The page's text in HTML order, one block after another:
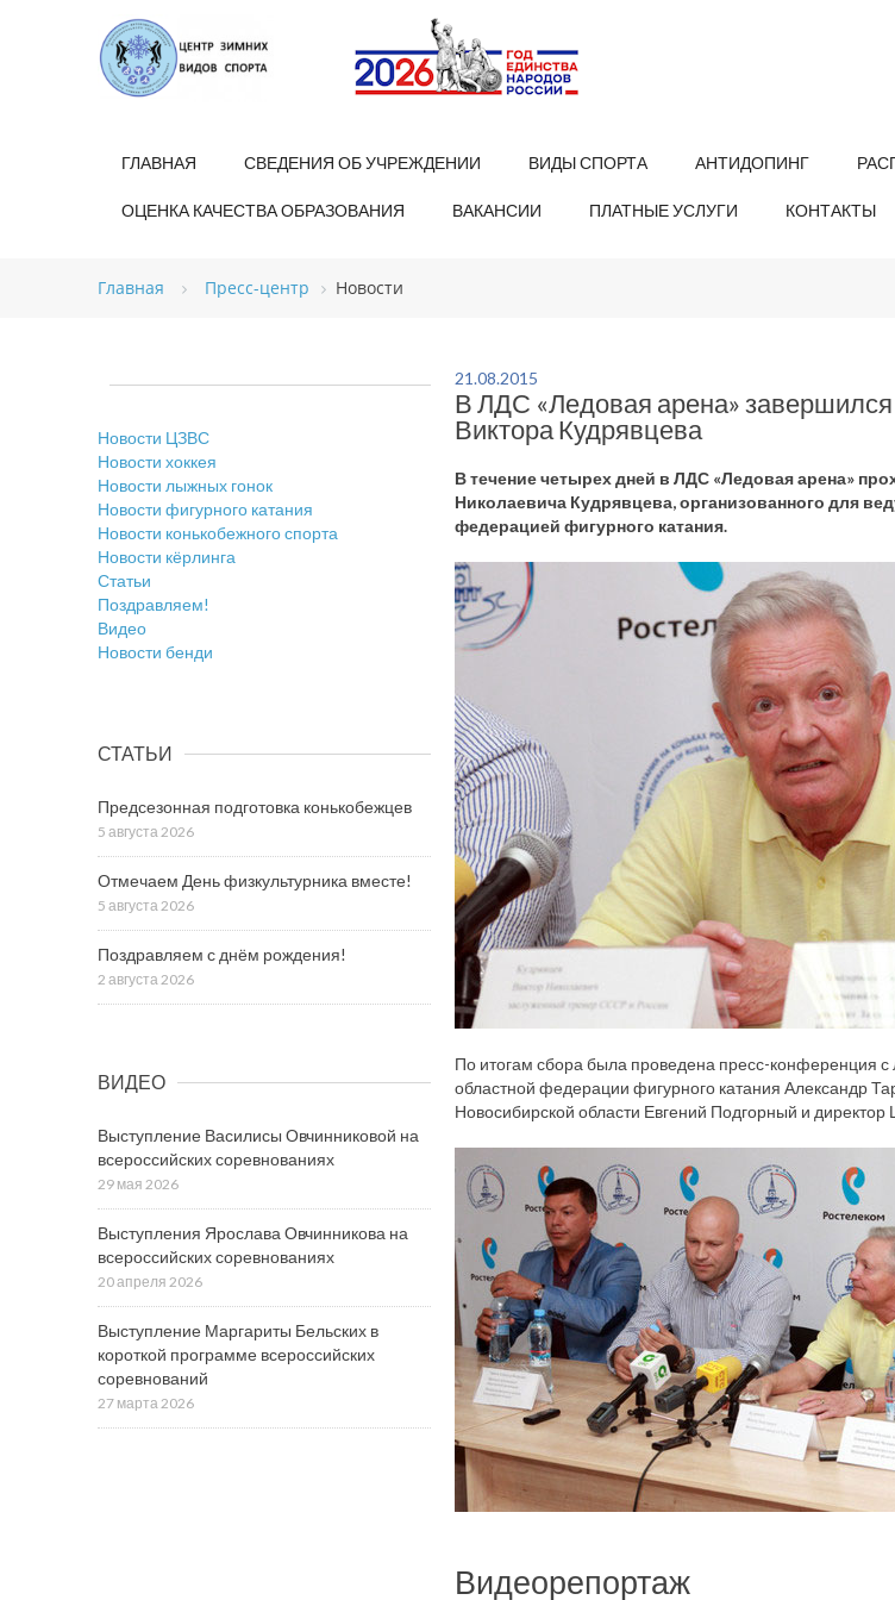
ГЛАВНАЯ СВЕДЕНИЯ ОБ УЧРЕЖДЕНИИ ВИДЫ СПОРТА АНТИДОПИНГ
ОЦЕНКА КАЧЕСТВА ОБРАЗОВАНИЯ ВАКАНСИИ ПЛАТНЫЕ УСЛУГИ КОНТАКТЫ
Главная Пресс-центр Новости
21.08.2015
В ЛДС «Ледовая арена»
Виктора Кудрявцева
В течение четырех дней в ЛДС «Ледовая арена»
Николаевича Кудрявцева, организованного для
федерацией фигурного катания.
По итогам сбора была проведена пресс-конференция
областной федерации фигурного катания Александр
Новосибирской области Евгений Подгорный и
Видеорепортаж
Новости ЦЗВС
Новости хоккея
Новости лыжных гонок
Новости фигурного катания
Новости конькобежного спорта
Новости кёрлинга
Статьи
Поздравляем!
Видео
Новости бенди
СТАТЬИ
Предсезонная подготовка конькобежцев
5 августа 2026
Отмечаем День физкультурника вместе!
5 августа 2026
Поздравляем с днём рождения!
2 августа 2026
ВИДЕО
Выступление Василисы Овчинниковой на
всероссийских соревнованиях
29 мая 2026
Выступления Ярослава Овчинникова на
всероссийских соревнованиях
20 апреля 2026
Выступление Маргариты Бельских в
короткой программе всероссийских
соревнований
27 марта 2026